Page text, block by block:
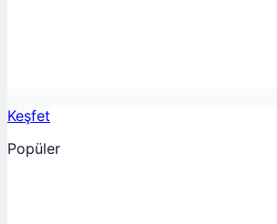
Keşfet
Popüler